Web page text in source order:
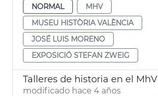
NORMAL
MHV
MUSEU HISTÒRIA VALÈNCIA
JOSÉ LUIS MORENO
EXPOSICIÓ STEFAN ZWEIG
Talleres de historia en el MhV
modificado hace 4 años